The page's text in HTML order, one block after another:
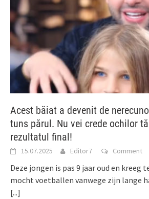
Acest băiat a devenit de
tuns părul. Nu vei crede ochilor
rezultatul final!
15.07.2025 Editor7 Comment
Deze jongen is pas 9 jaar oud en kreeg
mocht voetballen vanwege zijn lange
[...]